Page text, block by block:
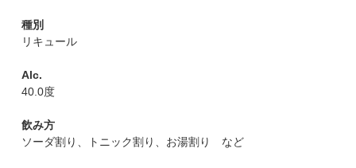
種別
リキュール
Alc.
40.0度
飲み方
ソーダ割り、トニック割り、お湯割り など